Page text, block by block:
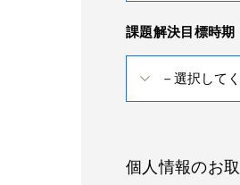
課題解決目標時期
個人情報のお